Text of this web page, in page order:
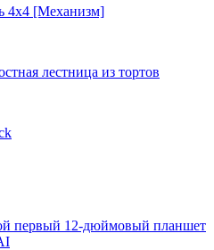
4х4 [Механизм]
лестница из тортов
первый 12-дюймовый планшет